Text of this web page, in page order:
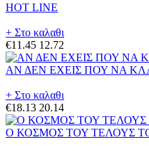
HOT LINE
+ Στο καλαθι
€11.45 12.72
ΑΝ ΔΕΝ ΕΧΕΙΣ ΠΟΥ ΝΑ
+ Στο καλαθι
€18.13 20.14
Ο ΚΟΣΜΟΣ ΤΟΥ ΤΕΛΟΥΣ